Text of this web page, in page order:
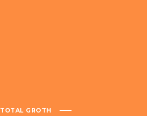
TOTAL GROTH